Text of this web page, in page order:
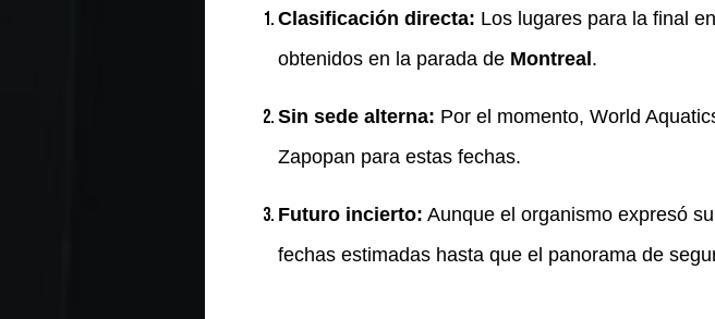
Clasificación directa: Los lugares para la final
obtenidos en la parada de Montreal .
Sin sede alterna: Por el momento, World
Zapopan para estas fechas.
Futuro incierto: Aunque el organismo expresó
fechas estimadas hasta que el panorama de